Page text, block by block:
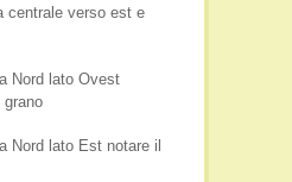
centrale verso est e
Nord lato Ovest
grano
Nord lato Est notare il